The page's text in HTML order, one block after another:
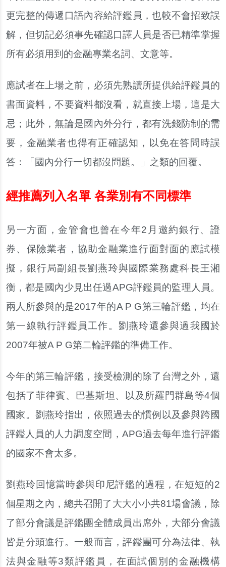
更完整的傳遞口語內容給評鑑員，也較不會招致誤
解，但切記必須事先確認口譯人員是否已精準掌握
所有必須用到的金融專業名詞、文意等。
應試者在上場之前，必須先熟讀所提供給評鑑員的
書面資料，不要資料都沒看，就直接上場，這是大
忌；此外，無論是國內外分行，都有洗錢防制的需
要，金融業者也得有正確認知，以免在答問時誤
答：「國內分行一切都沒問題。」之類的回覆。
經推薦列入名單 各業別有不同標準
另一方面，金管會也曾在今年2月邀約銀行、證
券、保險業者，協助金融業進行面對面的應試模
擬，銀行局副組長劉燕玲與國際業務處科長王湘
衡，都是國內少見出任過APG評鑑員的監理人員。
兩人所參與的是2017年的A P G第三輪評鑑，均在
第一線執行評鑑員工作。劉燕玲還參與過我國於
2007年被A P G第二輪評鑑的準備工作。
今年的第三輪評鑑，接受檢測的除了台灣之外，還
包括了菲律賓、巴基斯坦、以及所羅門群島等4個
國家。劉燕玲指出，依照過去的慣例以及參與跨國
評鑑人員的人力調度空間，APG過去每年進行評鑑
的國家不會太多。
劉燕玲回憶當時參與印尼評鑑的過程，在短短的2
個星期之內，總共召開了大大小小共81場會議，除
了部分會議是評鑑團全體成員出席外，大部分會議
皆是分頭進行。一般而言，評鑑團可分為法律、執
法與金融等3類評鑑員，在面試個別的金融機構